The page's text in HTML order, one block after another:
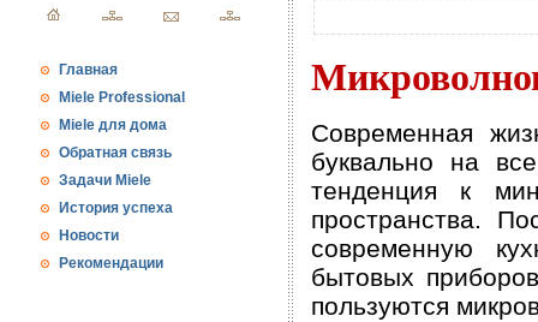
Главная
Miele Professional
Miele для дома
Обратная связь
Задачи Miele
История успеха
Новости
Рекомендации
Современная
буквально на
тенденция к
пространства.
современную
бытовых
пользуются